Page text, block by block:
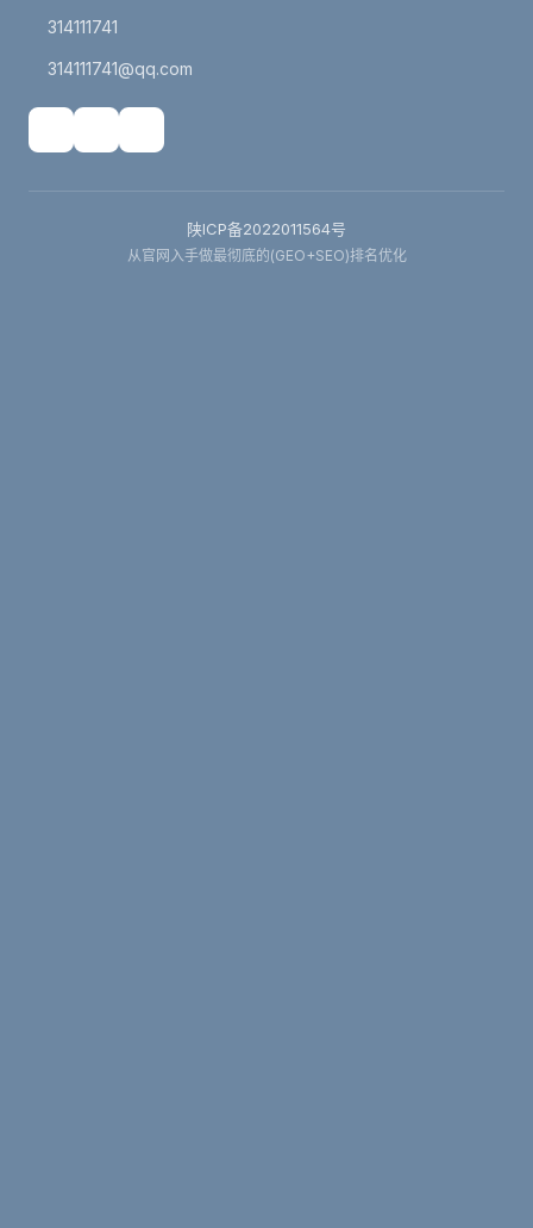
314111741
314111741@qq.com
陕ICP备2022011564号
从官网入手做最彻底的(GEO+SEO)排名优化